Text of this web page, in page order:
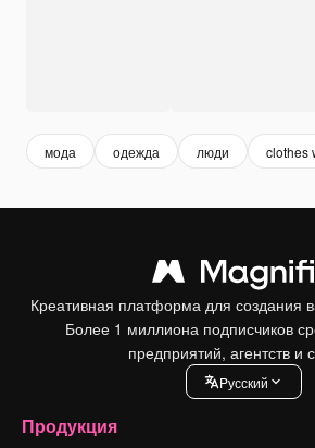
мода одежда люди clothes
Креативная платформа для создания
Более 1 миллиона подписчиков
предприятий, агентств и
Pусский
Продукция